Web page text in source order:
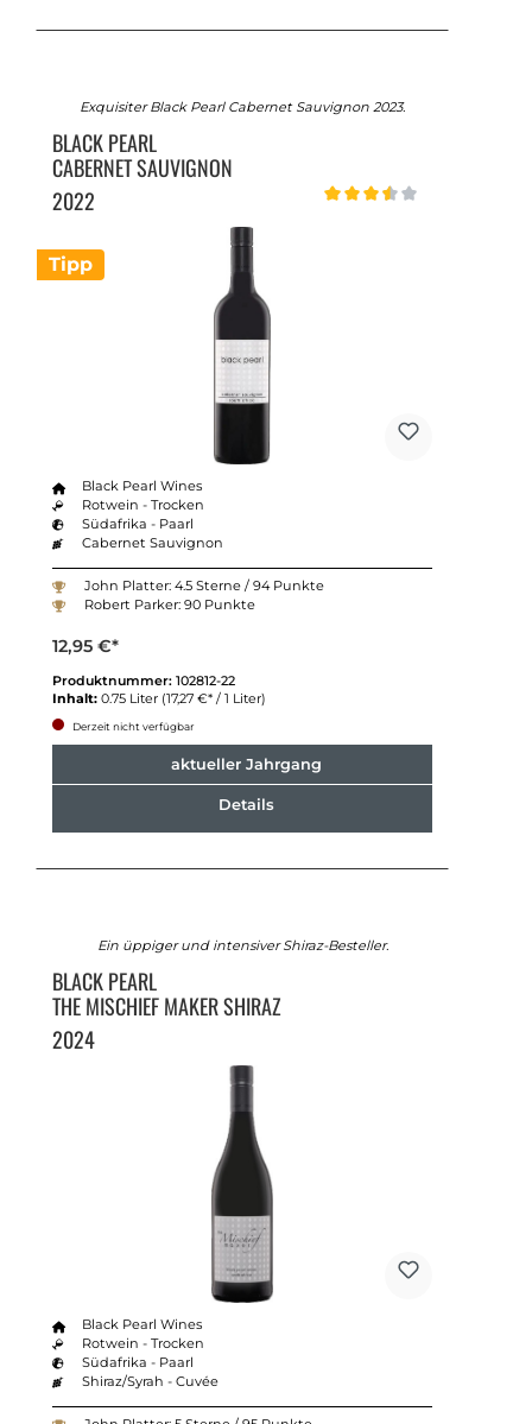
Tipp
Exquisiter Black Pearl Cabernet Sauvignon 2023.
BLACK PEARL
CABERNET SAUVIGNON
2022
Black Pearl Wines
Rotwein - Trocken
Südafrika - Paarl
Cabernet Sauvignon
John Platter: 4.5 Sterne / 94 Punkte
Robert Parker: 90 Punkte
12,95 €*
Produktnummer: 102812-22
Inhalt: 0.75 Liter (17,27 €* / 1 Liter)
Derzeit nicht verfügbar
aktueller Jahrgang
Details
Ein üppiger und intensiver Shiraz-Besteller.
BLACK PEARL
THE MISCHIEF MAKER SHIRAZ
2024
Black Pearl Wines
Rotwein - Trocken
Südafrika - Paarl
Shiraz/Syrah - Cuvée